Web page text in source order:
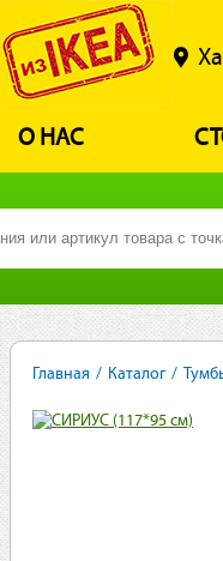
О НАС
Главная / Каталог /